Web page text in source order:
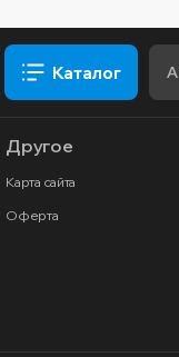
Каталог
Другое
Карта сайта
Оферта